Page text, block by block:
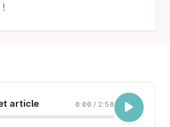
article 0:00 / 2:58